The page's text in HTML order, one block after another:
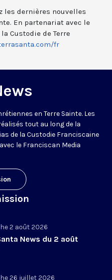
les dernières nouvelles
En partenariat avec le
Custodie de Terre
fr
en Terre Sainte. Les
tout au long de la
de la Custodie Franciscaine
le Franciscan Media
2 août 2026
News du 2 août
26 juillet 2026